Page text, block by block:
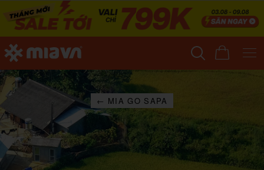
← MIA GO SAPA